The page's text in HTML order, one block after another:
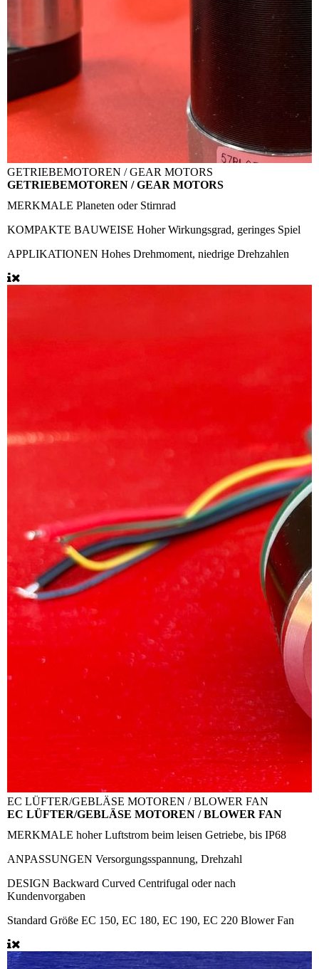
GETRIEBEMOTOREN / GEAR MOTORS
GETRIEBEMOTOREN / GEAR MOTORS
MERKMALE Planeten oder Stirnrad
KOMPAKTE BAUWEISE Hoher Wirkungsgrad, geringes Spiel
APPLIKATIONEN Hohes Drehmoment, niedrige Drehzahlen
EC LÜFTER/GEBLÄSE MOTOREN / BLOWER FAN
EC LÜFTER/GEBLÄSE MOTOREN / BLOWER FAN
MERKMALE hoher Luftstrom beim leisen Getriebe, bis IP68
ANPASSUNGEN Versorgungsspannung, Drehzahl
DESIGN Backward Curved Centrifugal oder nach
Kundenvorgaben
Standard Größe EC 150, EC 180, EC 190, EC 220 Blower Fan